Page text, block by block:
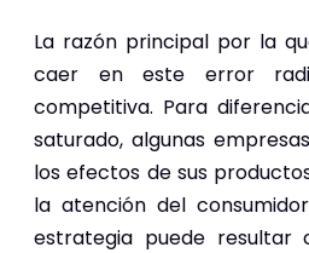
La razón principal por la
caer en este error
competitiva. Para
saturado, algunas
los efectos de sus
la atención del
estrategia puede resultar